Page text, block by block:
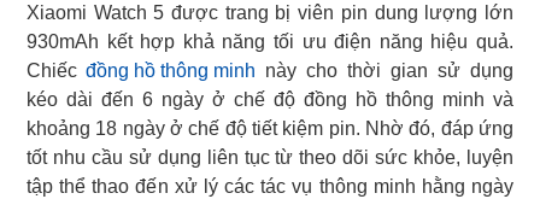
Xiaomi Watch 5 được trang bị viên pin dung lượng lớn
930mAh kết hợp khả năng tối ưu điện năng hiệu quả.
Chiếc đồng hồ thông minh này cho thời gian sử dụng
kéo dài đến 6 ngày ở chế độ đồng hồ thông minh và
khoảng 18 ngày ở chế độ tiết kiệm pin. Nhờ đó, đáp ứng
tốt nhu cầu sử dụng liên tục từ theo dõi sức khỏe, luyện
tập thể thao đến xử lý các tác vụ thông minh hằng ngày